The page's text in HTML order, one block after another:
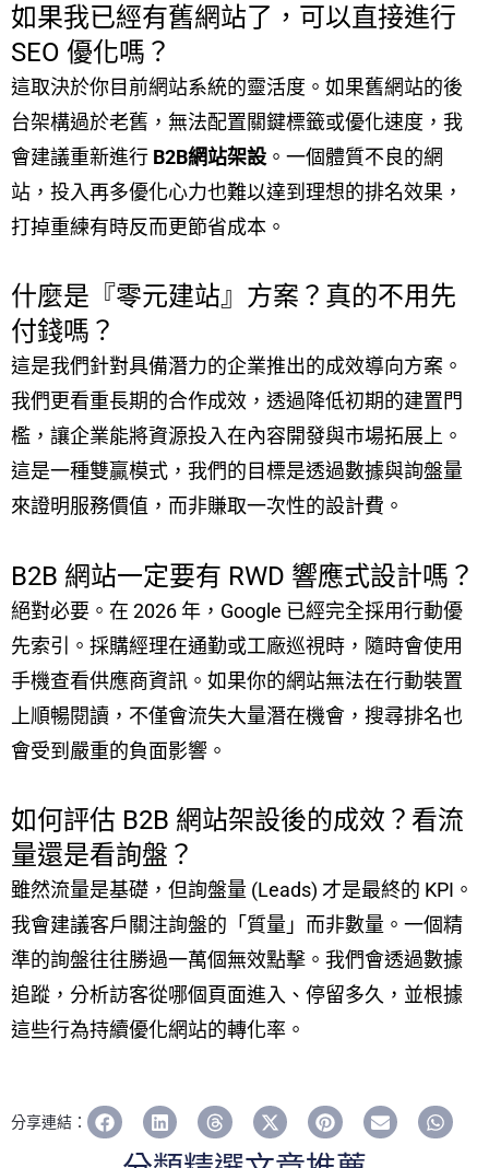
如果我已經有舊網站了，可以直接進行
SEO 優化嗎？
這取決於你目前網站系統的靈活度。如果舊網站的後
台架構過於老舊，無法配置關鍵標籤或優化速度，我
會建議重新進行 B2B網站架設 。一個體質不良的網
站，投入再多優化心力也難以達到理想的排名效果，
打掉重練有時反而更節省成本。
什麼是『零元建站』方案？真的不用先
付錢嗎？
這是我們針對具備潛力的企業推出的成效導向方案。
我們更看重長期的合作成效，透過降低初期的建置門
檻，讓企業能將資源投入在內容開發與市場拓展上。
這是一種雙贏模式，我們的目標是透過數據與詢盤量
來證明服務價值，而非賺取一次性的設計費。
B2B 網站一定要有 RWD 響應式設計嗎？
絕對必要。在 2026 年，Google 已經完全採用行動優
先索引。採購經理在通勤或工廠巡視時，隨時會使用
手機查看供應商資訊。如果你的網站無法在行動裝置
上順暢閱讀，不僅會流失大量潛在機會，搜尋排名也
會受到嚴重的負面影響。
如何評估 B2B 網站架設後的成效？看流
量還是看詢盤？
雖然流量是基礎，但詢盤量 (Leads) 才是最終的 KPI。
我會建議客戶關注詢盤的「質量」而非數量。一個精
準的詢盤往往勝過一萬個無效點擊。我們會透過數據
追蹤，分析訪客從哪個頁面進入、停留多久，並根據
這些行為持續優化網站的轉化率。
分享連結：